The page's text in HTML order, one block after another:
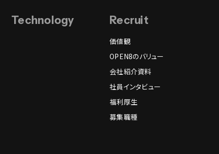
Technology Recruit
価値観
OPEN8のバリュー
会社紹介資料
社員インタビュー
福利厚生
募集職種